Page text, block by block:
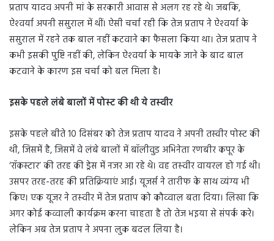
प्रताप यादव अपनी मां के सरकारी आवास से अलग रह रहे थे। जबकि,
ऐश्‍वर्या अपनी ससुराल में थीं। ऐसी चर्चा रही कि तेज प्रताप ने ऐश्‍वर्या के
ससुराल में रहने तक बाल नहीं कटवाने का फैसला किया था। तेज प्रताप ने
कभी इसकी पुष्टि नहीं की, लेकिन ऐश्‍वर्या के मायके जाने के बाद बाल
कटवाने के कारण इस चर्चा को बल मिला है।
इसके पहले लंबे बालों में पोस्‍ट की थी ये तस्‍वीर
इसके पहले बीते 10 दिसंबर को तेज प्रताप यादव ने अपनी तस्वीर पोस्ट की
थी, जिसमें है, जिसमें वे लंबे बालों में बॉलीवुड अभिनेता रणबीर कपूर के
‘रॉकस्टार’ की तरह की ड्रेस में नजर आ रहे थे। वह तस्‍वीर वायरल हो गई थी।
उसपर तरह-तरह की प्रतिक्रियाएं आईं। यूजर्स ने तारीफ के साथ व्यंग्य भी
किए। एक यूजर ने तस्‍वीर में तेज प्रताप को कौव्‍वाल बता दिया। लिखा कि
अगर कोई कव्वाली कार्यक्रम करना चाहता है तो तेज भइया से संपर्क करे।
लेकिन अब तेज प्रताप ने अपना लुक बदल लिया है।